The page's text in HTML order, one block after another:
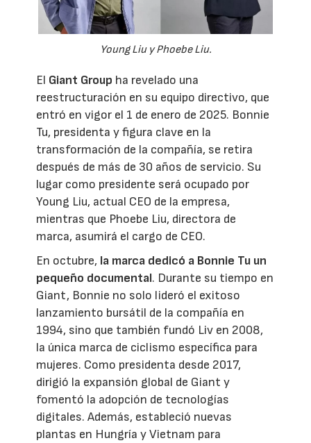
Young Liu y Phoebe Liu.
El Giant Group ha revelado una
reestructuración en su equipo directivo, que
entró en vigor el 1 de enero de 2025. Bonnie
Tu, presidenta y figura clave en la
transformación de la compañía, se retira
después de más de 30 años de servicio. Su
lugar como presidente será ocupado por
Young Liu, actual CEO de la empresa,
mientras que Phoebe Liu, directora de
marca, asumirá el cargo de CEO.
En octubre, la marca dedicó a Bonnie Tu un
pequeño documental. Durante su tiempo en
Giant, Bonnie no solo lideró el exitoso
lanzamiento bursátil de la compañía en
1994, sino que también fundó Liv en 2008,
la única marca de ciclismo específica para
mujeres. Como presidenta desde 2017,
dirigió la expansión global de Giant y
fomentó la adopción de tecnologías
digitales. Además, estableció nuevas
plantas en Hungría y Vietnam para